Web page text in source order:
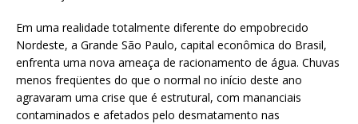
Em uma realidade totalmente diferente do empobrecido
Nordeste, a Grande São Paulo, capital econômica do Brasil,
enfrenta uma nova ameaça de racionamento de água. Chuvas
menos freqüentes do que o normal no início deste ano
agravaram uma crise que é estrutural, com mananciais
contaminados e afetados pelo desmatamento nas